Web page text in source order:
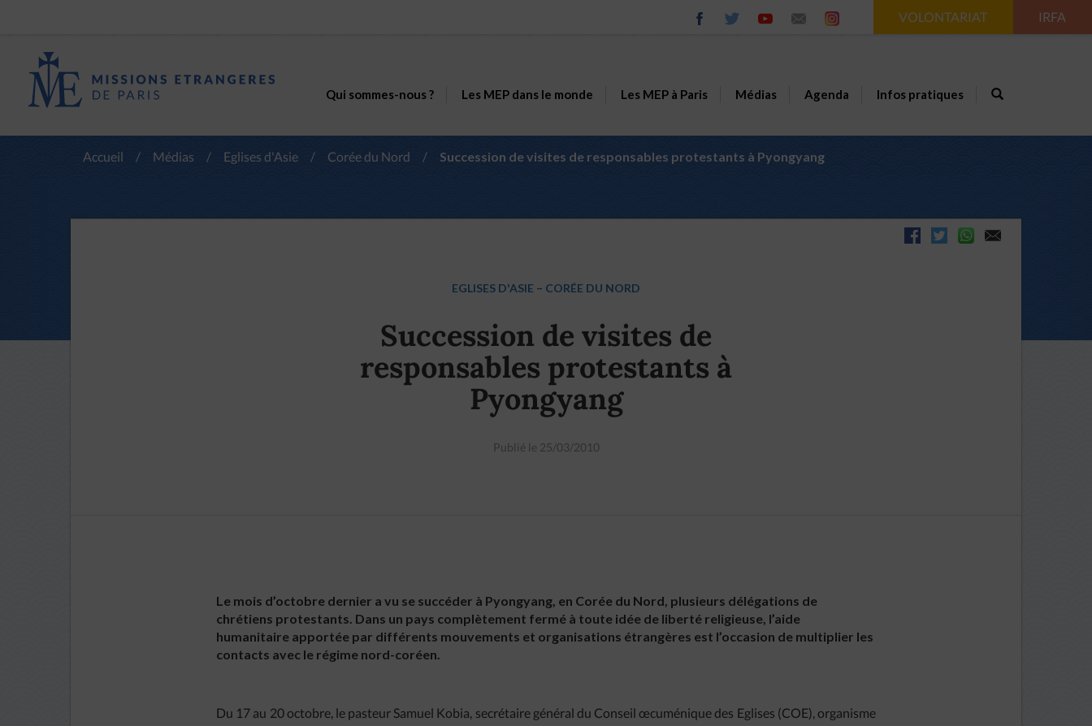
VOLONTARIAT IRFA
Qui sommes-nous ? Les MEP dans le monde Les MEP à Paris Médias Agenda Infos pratiques
Accueil / Médias / Eglises d'Asie / Corée du Nord / Succession de visites de responsables protestants à Pyongyang
EGLISES D'ASIE – CORÉE DU NORD
Succession de visites de
responsables protestants à
Pyongyang
Publié le 25/03/2010
Le mois d’octobre dernier a vu se succéder à Pyongyang, en Corée du Nord, plusieurs délégations de
chrétiens protestants. Dans un pays complètement fermé à toute idée de liberté religieuse, l’aide
humanitaire apportée par différents mouvements et organisations étrangères est l’occasion de multiplier les
contacts avec le régime nord-coréen.
Du 17 au 20 octobre, le pasteur Samuel Kobia, secrétaire général du Conseil œcuménique des Eglises (COE), organisme